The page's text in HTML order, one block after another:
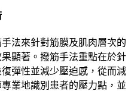
法來針對筋膜及肌肉層次的
顯著。撥筋手法重點在於針
彈性並減少壓迫感，從而減
業地識別患者的壓力點，並